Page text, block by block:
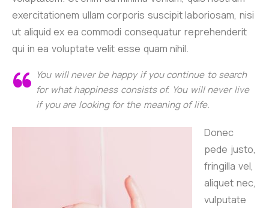
exercitationem ullam corporis suscipit laboriosam, nisi
ut aliquid ex ea commodi consequatur reprehenderit
qui in ea voluptate velit esse quam nihil.
You will never be happy if you continue to search
for what happiness consists of. You will never live
if you are looking for the meaning of life.
Donec
pede justo,
fringilla vel,
aliquet nec,
vulputate